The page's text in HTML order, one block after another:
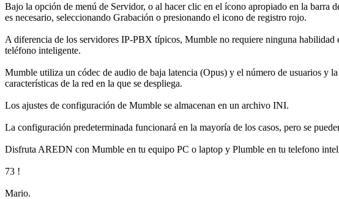
Bajo la opción de menú de Servidor, o al hacer clic en el ícono apropiado en la barra
es necesario, seleccionando Grabación o presionando el icono de registro rojo.
A diferencia de los servidores IP-PBX típicos, Mumble no requiere ninguna
teléfono inteligente.
Mumble utiliza un códec de audio de baja latencia (Opus) y el número de usuarios y
características de la red en la que se despliega.
Los ajustes de configuración de Mumble se almacenan en un archivo INI.
La configuración predeterminada funcionará en la mayoría de los casos, pero se
Disfruta AREDN con Mumble en tu equipo PC o laptop y Plumble en tu telefono
73 !
Mario.